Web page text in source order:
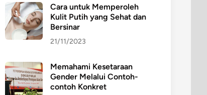
Cara untuk Memperoleh
Kulit Putih yang Sehat dan
Bersinar
21/11/2023
Memahami Kesetaraan
Gender Melalui Contoh-
contoh Konkret